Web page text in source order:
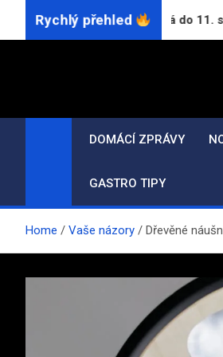
Rychlý přehled
Aktualizace nutná do 11. srpna kvůli
DOMÁCÍ ZPRÁVY
GASTRO TIPY
Home Vaše názory Dřevěné